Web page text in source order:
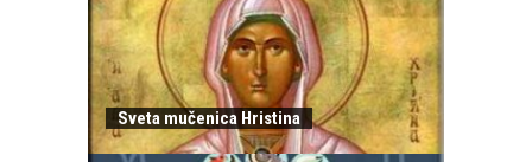
Sveta mučenica Hristina